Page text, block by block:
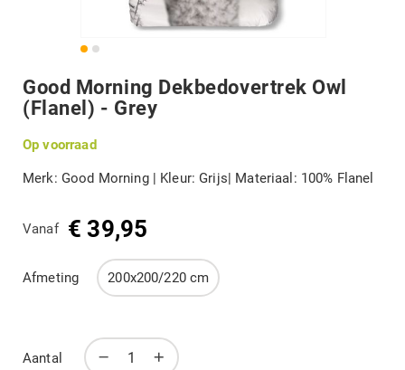
B-KEUZE
MERKEN
Mijn account
Terug
naar
het
van
afbeeldingengalerij
Good Morning Dekbedovertrek Owl
(Flanel) - Grey
Op voorraad
Merk: Good Morning | Kleur: Grijs| Materiaal: 100% Flanel
Vanaf € 39,95
Afmeting 200x200/220 cm
Aantal